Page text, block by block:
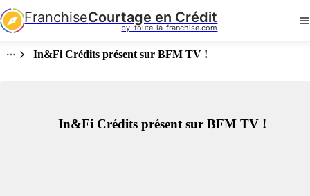
FranchiseCourtage en Crédit
by  toute-la-franchise.com
In&Fi Crédits présent sur BFM TV !
In&Fi Crédits présent sur BFM TV !